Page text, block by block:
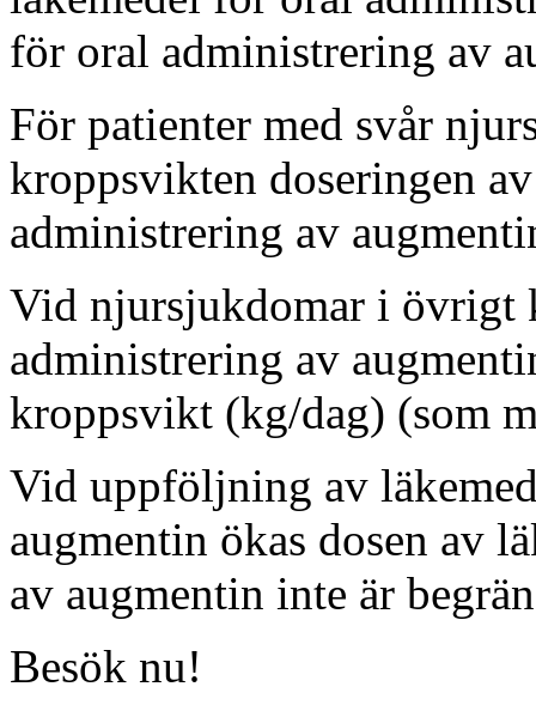
för oral administrering av
För patienter med svår
kroppsvikten doseringen
administrering av
Vid njursjukdomar i övrigt
administrering av
kroppsvikt (kg/dag) (som
Vid uppföljning av
augmentin ökas dosen av
av augmentin inte är
Besök nu!